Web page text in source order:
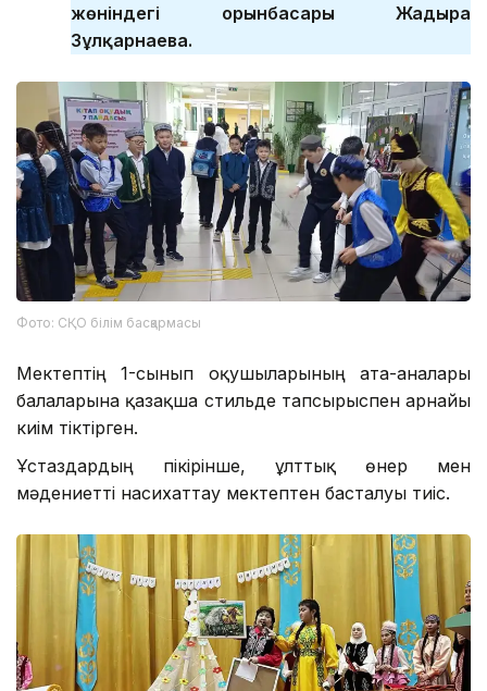
жөніндегі орынбасары Жадыра
Зұлқарнаева.
Фото: СҚО білім басқармасы
Мектептің 1-сынып оқушыларының ата-аналары
балаларына қазақша стильде тапсырыспен арнайы
киім тіктірген.
Ұстаздардың пікірінше, ұлттық өнер мен
мәдениетті насихаттау мектептен басталуы тиіс.